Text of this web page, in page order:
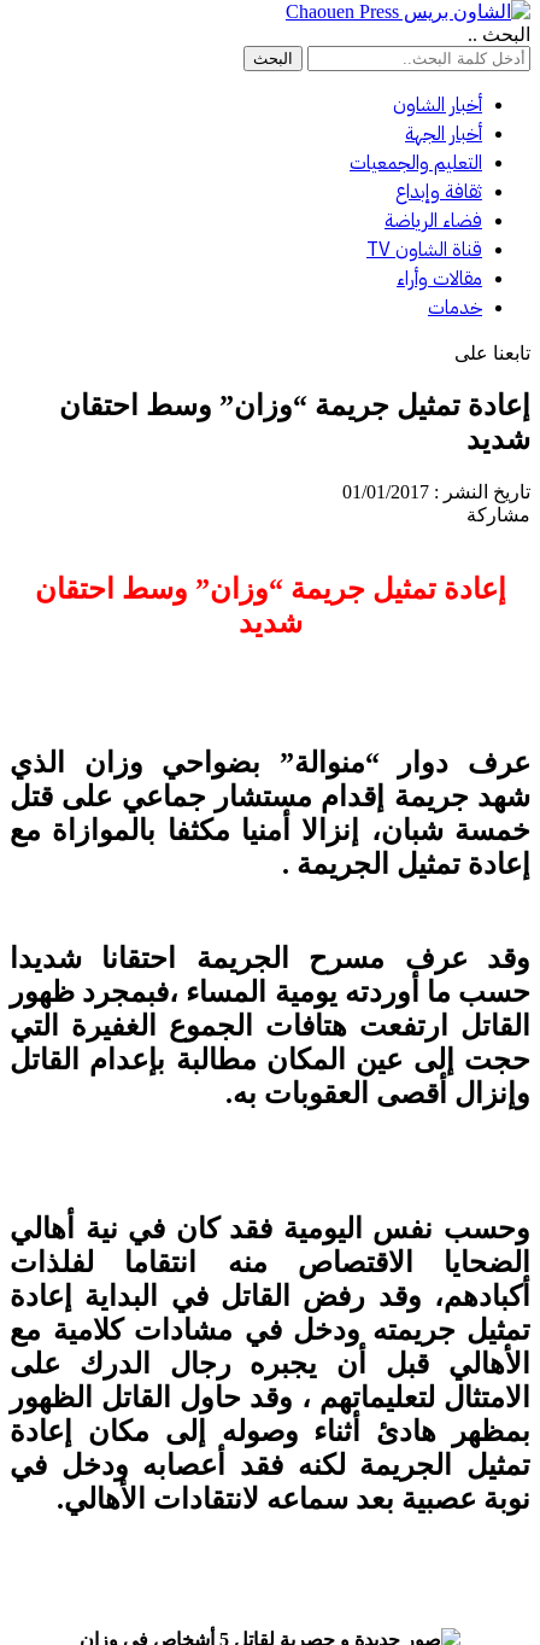
..
أخبار الشاون
أخبار الجهة
التعليم والجمعيات
ثقافة وإبداع
فضاء الرياضة
قناة الشاون TV
مقالات وأراء
خدمات
على
تمثيل جريمة “وزان” وسط احتقان
النشر : 01/01/2017
إعادة تمثيل جريمة “وزان” وسط احتقان
شديد
دوار “منوالة” بضواحي وزان الذي
جريمة إقدام مستشار جماعي على قتل
شبان، إنزالا أمنيا مكثفا بالموازاة مع
تمثيل الجريمة .
عرف مسرح الجريمة احتقانا شديدا
ما أوردته يومية المساء ،فبمجرد ظهور
ارتفعت هتافات الجموع الغفيرة التي
إلى عين المكان مطالبة بإعدام القاتل
أقصى العقوبات به.
نفس اليومية فقد كان في نية أهالي
الاقتصاص منه انتقاما لفلذات
وقد رفض القاتل في البداية إعادة
جريمته ودخل في مشادات كلامية مع
قبل أن يجبره رجال الدرك على
لتعليماتهم ، وقد حاول القاتل الظهور
هادئ أثناء وصوله إلى مكان إعادة
الجريمة لكنه فقد أعصابه ودخل في
عصبية بعد سماعه لانتقادات الأهالي.